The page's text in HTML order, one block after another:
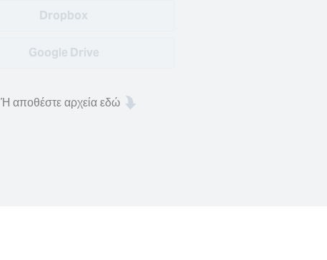
Dropbox
Google Drive
Ή αποθέστε αρχεία εδώ